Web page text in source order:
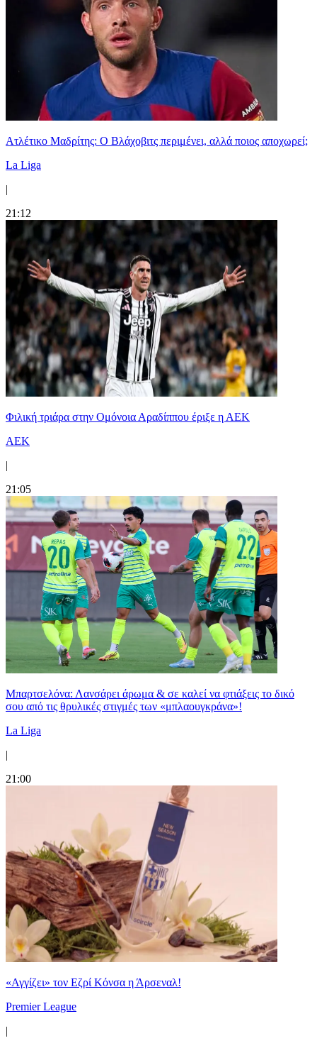
Ατλέτικο Μαδρίτης: Ο Βλάχοβιτς περιμένει, αλλά ποιος αποχωρεί;
La Liga
|
21:12
Φιλική τριάρα στην Ομόνοια Αραδίππου έριξε η ΑΕΚ
ΑΕΚ
|
21:05
Μπαρτσελόνα: Λανσάρει άρωμα & σε καλεί να φτιάξεις το δικό
σου από τις θρυλικές στιγμές των «μπλαουγκράνα»!
La Liga
|
21:00
«Αγγίζει» τον Εζρί Κόνσα η Άρσεναλ!
Premier League
|